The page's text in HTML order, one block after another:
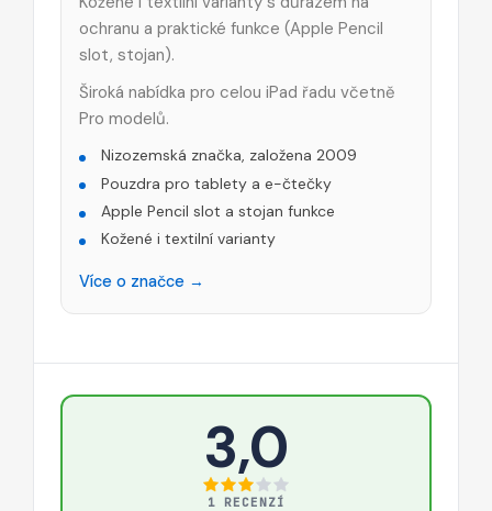
ochranu a praktické funkce (Apple Pencil
slot, stojan).
Široká nabídka pro celou iPad řadu včetně
Pro modelů.
Nizozemská značka, založena 2009
Pouzdra pro tablety a e-čtečky
Apple Pencil slot a stojan funkce
Kožené i textilní varianty
Více o značce →
3,0
1 RECENZÍ